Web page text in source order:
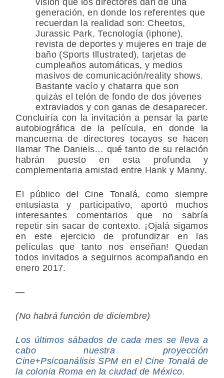
generación, en donde los referentes que
recuerdan la realidad son: Cheetos,
Jurassic Park, Tecnología (iphone),
revista de deportes y mujeres en traje de
baño (Sports Illustrated), tarjetas de
cumpleaños automáticas, y medios
masivos de comunicación/reality shows.
Bastante vacío y chatarra que son
quizás el telón de fondo de dos jóvenes
extraviados y con ganas de desaparecer.
Concluiría con la invitación a pensar la parte
autobiográfica de la película, en donde la
mancuerna de directores tocayos se hacen
llamar The Daniels… qué tanto de su relación
habrán puesto en esta profunda y
complementaria amistad entre Hank y Manny.
El público del Cine Tonalá, como siempre
entusiasta y participativo, aportó muchos
interesantes comentarios que no sabría
repetir sin sacar de contexto. ¡Ojalá sigamos
en este ejercicio de profundizar en las
películas que tanto nos enseñan! Quedan
todos invitados a seguirnos acompañando en
enero 2017.
—
(No habrá función de diciembre)
Los últimos sábados de cada mes se lleva a
cabo nuestra proyección
Cine+Psicoanálisis SPM en el Cine Tonalá de
la colonia Roma en la ciudad de México.